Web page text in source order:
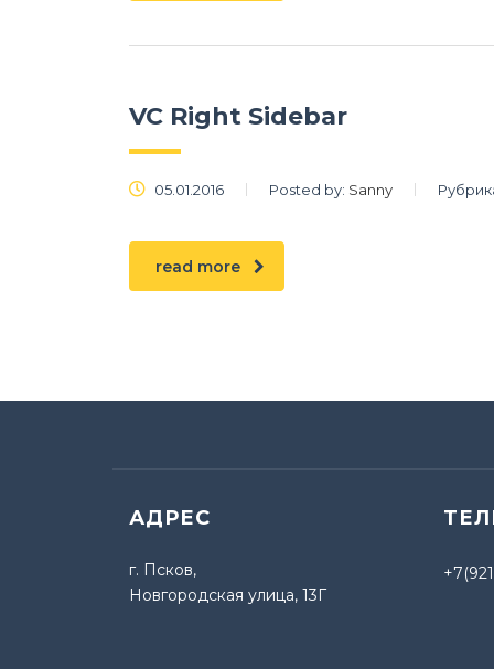
VC Right Sidebar
05.01.2016 Posted by: Sanny
read more
АДРЕС
г. Псков,
Новгородская улица, 13Г